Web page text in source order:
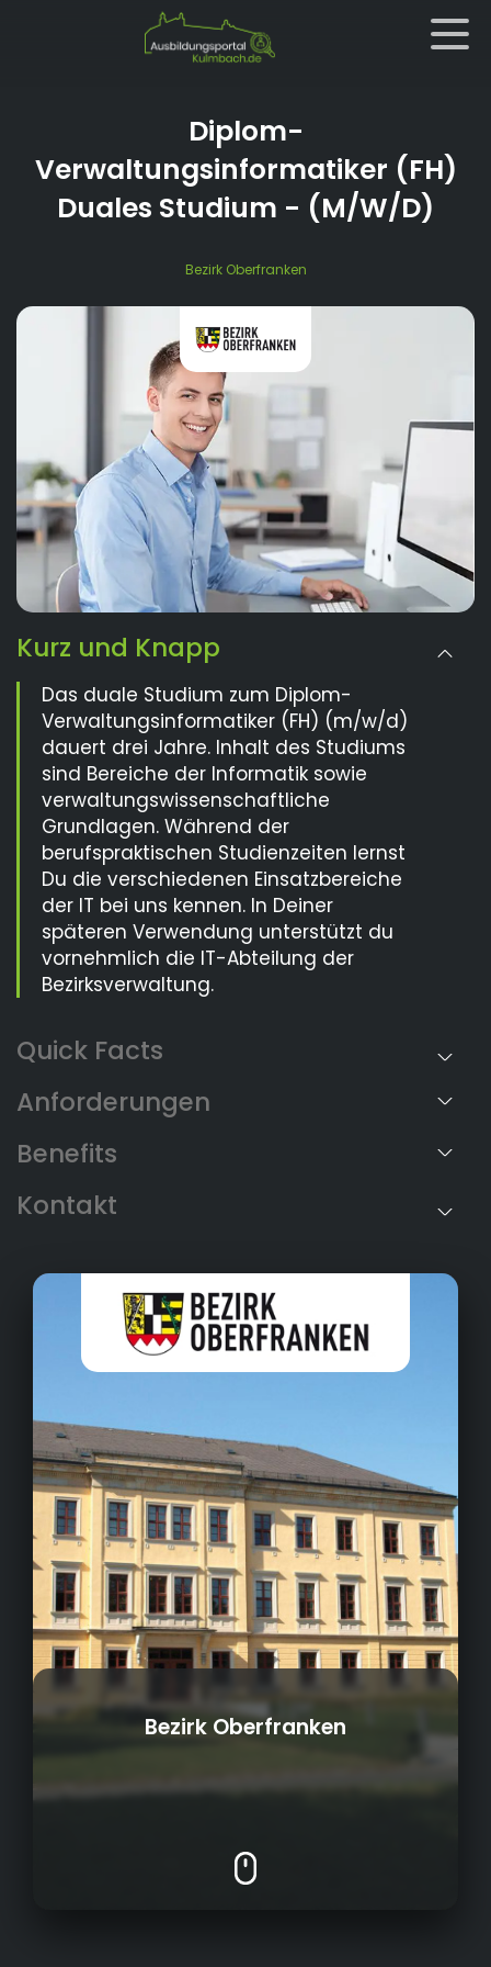
Diplom-
Verwaltungsinformatiker (FH)
Duales Studium - (M/W/D)
Bezirk Oberfranken
Kurz und Knapp
Das duale Studium zum Diplom-
Verwaltungsinformatiker (FH) (m/w/d)
dauert drei Jahre. Inhalt des Studiums
sind Bereiche der Informatik sowie
verwaltungswissenschaftliche
Grundlagen. Während der
berufspraktischen Studienzeiten lernst
Du die verschiedenen Einsatzbereiche
der IT bei uns kennen. In Deiner
späteren Verwendung unterstützt du
vornehmlich die IT-Abteilung der
Bezirksverwaltung.
Anforderungen
Benefits
Bezirk Oberfranken